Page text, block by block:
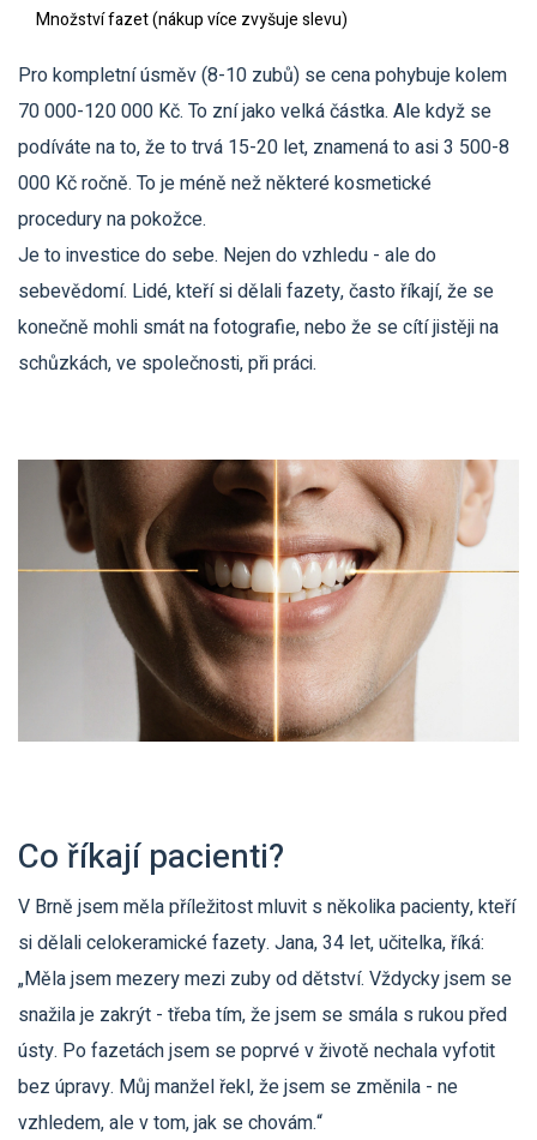
Množství fazet (nákup více zvyšuje slevu)
Pro kompletní úsměv (8-10 zubů) se cena pohybuje kolem
70 000-120 000 Kč. To zní jako velká částka. Ale když se
podíváte na to, že to trvá 15-20 let, znamená to asi 3 500-8
000 Kč ročně. To je méně než některé kosmetické
procedury na pokožce.
Je to investice do sebe. Nejen do vzhledu - ale do
sebevědomí. Lidé, kteří si dělali fazety, často říkají, že se
konečně mohli smát na fotografie, nebo že se cítí jistěji na
schůzkách, ve společnosti, při práci.
Co říkají pacienti?
V Brně jsem měla příležitost mluvit s několika pacienty, kteří
si dělali celokeramické fazety. Jana, 34 let, učitelka, říká:
„Měla jsem mezery mezi zuby od dětství. Vždycky jsem se
snažila je zakrýt - třeba tím, že jsem se smála s rukou před
ústy. Po fazetách jsem se poprvé v životě nechala vyfotit
bez úpravy. Můj manžel řekl, že jsem se změnila - ne
vzhledem, ale v tom, jak se chovám.“